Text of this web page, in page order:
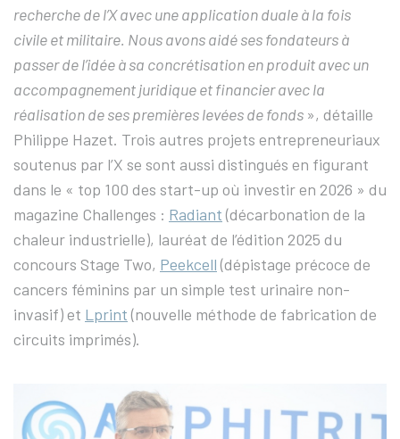
recherche de l’X avec une application duale à la fois
civile et militaire. Nous avons aidé ses fondateurs à
passer de l’idée à sa concrétisation en produit avec un
accompagnement juridique et financier avec la
réalisation de ses premières levées de fonds », détaille
Philippe Hazet. Trois autres projets entrepreneuriaux
soutenus par l’X se sont aussi distingués en figurant
dans le « top 100 des start-up où investir en 2026 » du
magazine Challenges : Radiant(décarbonation de la
chaleur industrielle), lauréat de l’édition 2025 du
concours Stage Two, Peekcell(dépistage précoce de
cancers féminins par un simple test urinaire non-
invasif) et Lprint(nouvelle méthode de fabrication de
circuits imprimés).